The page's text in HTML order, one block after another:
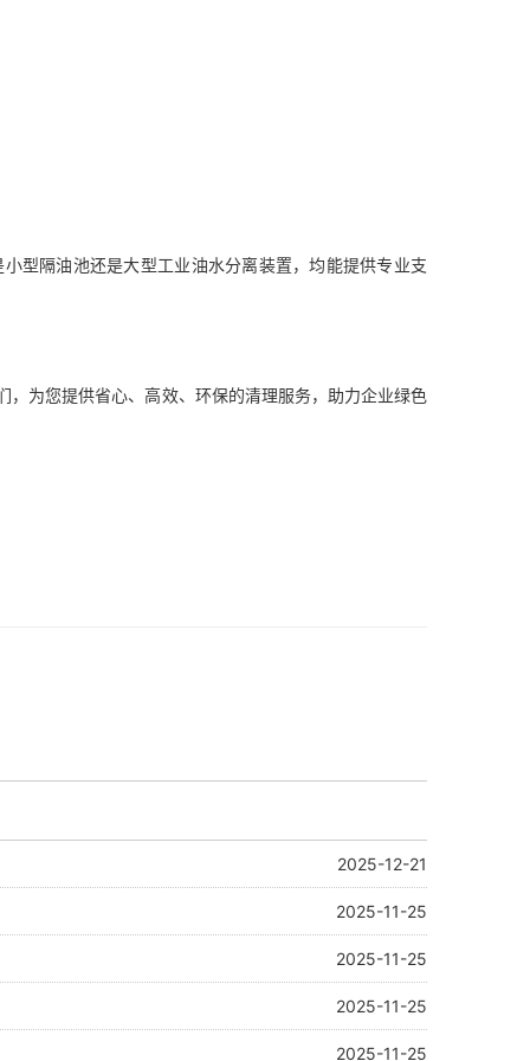
型隔油池还是大型工业油水分离装置，均能提供专业支
为您提供省心、高效、环保的清理服务，助力企业绿色
航！
2025-12-21
2025-11-25
2025-11-25
2025-11-25
2025-11-25